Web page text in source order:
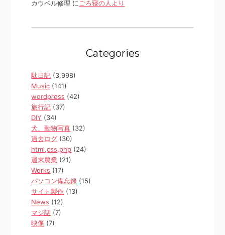
カウベル修理 に ごろ寝の人より
Categories
駄日記 (3,998)
Music (141)
wordpress (42)
旅行記 (37)
DIY (34)
犬、動物写真 (32)
過去ログ (30)
html,css,php (24)
週末農業 (21)
Works (17)
パソコン備忘録 (15)
サイト製作 (13)
News (12)
マジ話 (7)
映像 (7)